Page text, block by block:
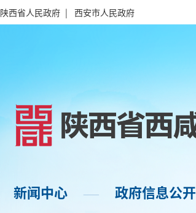
陕西省人民政府 | 西安市人民政府
新闻中心 —— 政府信息公开